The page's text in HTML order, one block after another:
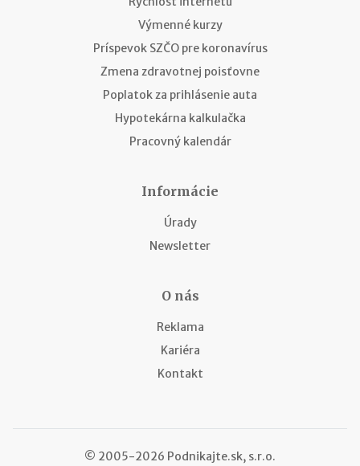
Výmenné kurzy
Príspevok SZČO pre koronavírus
Zmena zdravotnej poisťovne
Poplatok za prihlásenie auta
Hypotekárna kalkulačka
Pracovný kalendár
Informácie
Úrady
Newsletter
O nás
Reklama
Kariéra
Kontakt
© 2005-2026 Podnikajte.sk, s.r.o.